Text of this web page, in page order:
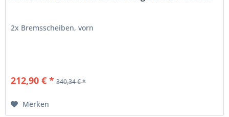
2x Bremsscheiben, vorn
212,90 € * 340,34 € *
Merken